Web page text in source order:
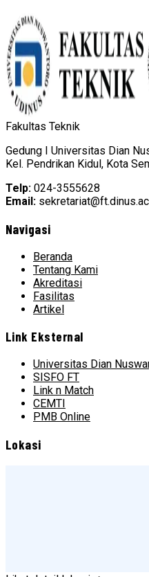
Fakultas Teknik
Gedung I Universitas Dian
Kel. Pendrikan Kidul, Kota
Telp: 024-3555628
Email:
Navigasi
Beranda
Tentang Kami
Akreditasi
Fasilitas
Artikel
Link Eksternal
Universitas Dian
SISFO FT
Link n Match
CEMTI
PMB Online
Lokasi